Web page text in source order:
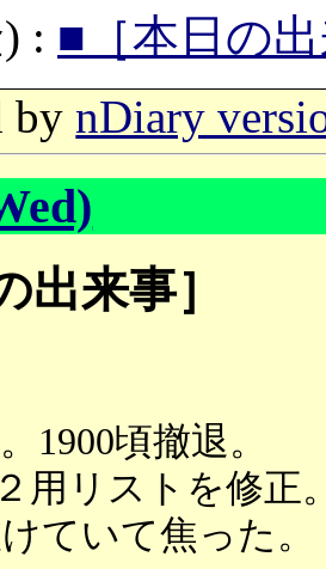
: ■［本日の
bynDiary
出来事］
1900頃撤退。
用リストを修正
ていて焦った。